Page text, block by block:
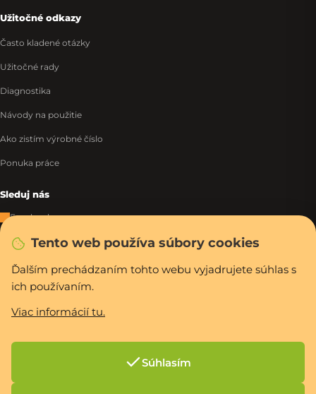
Tento web používa súbory cookies
Ďalším prechádzaním tohto webu vyjadrujete súhlas s
ich používaním.
Viac informácií tu.
Súhlasím
Užitočné odkazy
Často kladené otázky
Užitočné rady
Diagnostika
Návody na použitie
Ako zistím výrobné číslo
Ponuka práce
Sleduj nás
Facebook
Instagram
Tiktok
WhatsApp